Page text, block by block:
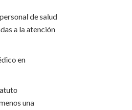
de salud
a la atención
en
una